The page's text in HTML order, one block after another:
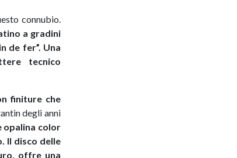
connubio.
a gradini
de fer”. Una
tecnico
finiture che
degli anni
opalina color
Il disco delle
offre una